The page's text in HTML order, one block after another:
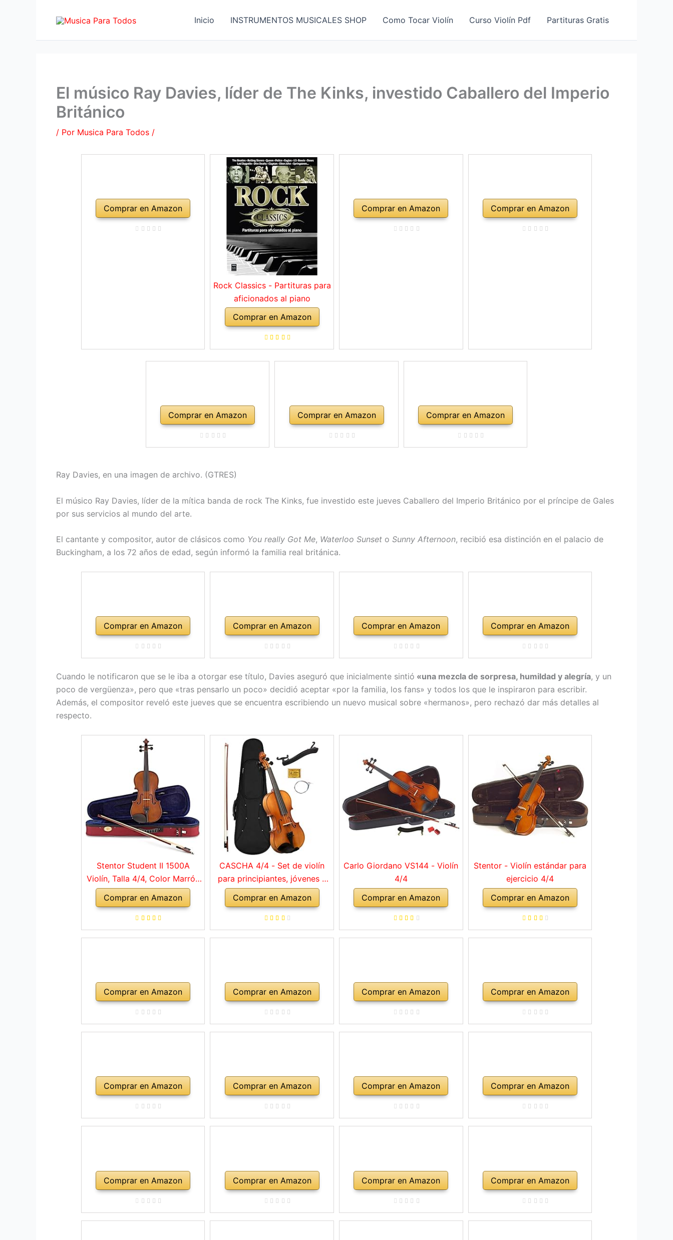
Inicio INSTRUMENTOS MUSICALES SHOP Como Tocar Violín Curso Violín Pdf Partituras Gratis
El músico Ray Davies, líder de The Kinks, investido Caballero del Imperio
Británico
/ Por Musica Para Todos /
Comprar en Amazon
Rock Classics - Partituras para
aficionados al piano
Comprar en Amazon
Comprar en Amazon Comprar en Amazon
Comprar en Amazon Comprar en Amazon Comprar en Amazon
Ray Davies, en una imagen de archivo. (GTRES)
El músico Ray Davies, líder de la mítica banda de rock The Kinks, fue investido este jueves Caballero del Imperio Británico por el príncipe de Gales
por sus servicios al mundo del arte.
El cantante y compositor, autor de clásicos como You really Got Me, Waterloo Sunset o Sunny Afternoon, recibió esa distinción en el palacio de
Buckingham, a los 72 años de edad, según informó la familia real británica.
Comprar en Amazon Comprar en Amazon Comprar en Amazon Comprar en Amazon
Cuando le notificaron que se le iba a otorgar ese título, Davies aseguró que inicialmente sintió «una mezcla de sorpresa, humildad y alegría, y un
poco de vergüenza», pero que «tras pensarlo un poco» decidió aceptar «por la familia, los fans» y todos los que le inspiraron para escribir.
Además, el compositor reveló este jueves que se encuentra escribiendo un nuevo musical sobre «hermanos», pero rechazó dar más detalles al
respecto.
Stentor Student II 1500A
Violín, Talla 4/4, Color Marrón
Rojo
Comprar en Amazon
CASCHA 4/4 - Set de violín
para principiantes, jóvenes y
adultos, violín macizo con
arco, colofonia, cuerdas de
repuesto, soporte para
hombro, maletín, abeto natural
Comprar en Amazon
Carlo Giordano VS144 - Violín
4/4
Comprar en Amazon
Stentor - Violín estándar para
ejercicio 4/4
Comprar en Amazon
Comprar en Amazon Comprar en Amazon Comprar en Amazon Comprar en Amazon
Comprar en Amazon Comprar en Amazon Comprar en Amazon Comprar en Amazon
Comprar en Amazon Comprar en Amazon Comprar en Amazon Comprar en Amazon